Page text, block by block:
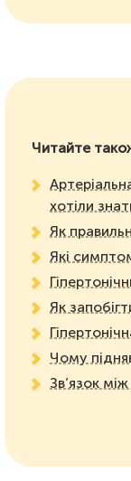
Читайте
хотіли
Як
Які
Як
Чому
Зв’язок